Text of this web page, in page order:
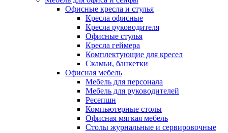
Офисные кресла и стулья
Кресла офисные
Кресла руководителя
Офисные стулья
Кресла геймера
Комплектующие для кресел
Скамьи, банкетки
Офисная мебель
Мебель для персонала
Мебель для руководителей
Ресепшн
Компьютерные столы
Офисная мягкая мебель
Столы журнальные и сервировочные